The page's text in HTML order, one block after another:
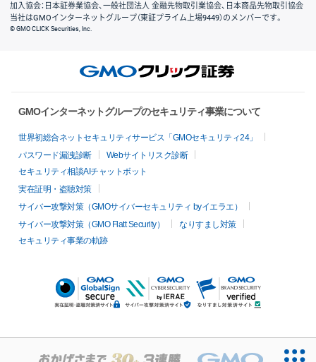
加入協会：日本証券業協会、一般社団法人 金融先物取引業協会、日本商品先物取引協会
当社はGMOインターネットグループ（東証プライム上場9449）のメンバーです。
© GMO CLICK Securities, Inc.
GMOインターネットグループのセキュリティ事業について
世界初総合ネットセキュリティサービス「GMOセキュリティ24」
パスワード漏洩診断
Webサイトリスク診断
セキュリティ相談AIチャットボット
実在証明・盗聴対策
サイバー攻撃対策（GMOサイバーセキュリティ byイエラエ）
サイバー攻撃対策（GMO Flatt Security）
なりすまし対策
セキュリティ事業の軌跡